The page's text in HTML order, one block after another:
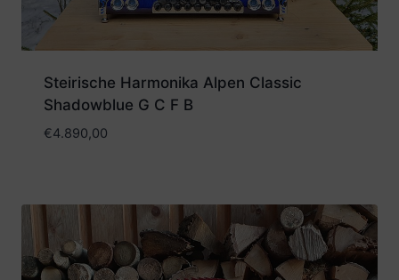
Steirische Harmonika Alpen Classic
Shadowblue G C F B
€4.890,00